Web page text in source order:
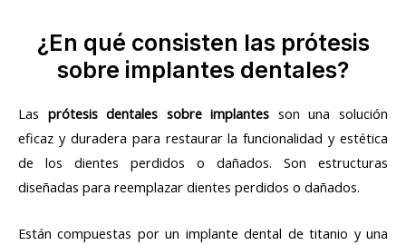
¿En qué consisten las prótesis
sobre implantes dentales?
Las prótesis dentales sobre implantes son una solución
eficaz y duradera para restaurar la funcionalidad y estética
de los dientes perdidos o dañados. Son estructuras
diseñadas para reemplazar dientes perdidos o dañados.
Están compuestas por un implante dental de titanio y una